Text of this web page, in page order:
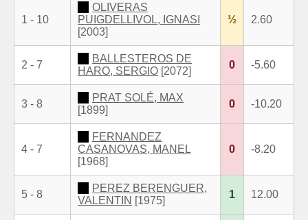
1 - 10
OLIVERAS
PUIGDELLIVOL, IGNASI
[2003]
½ 2.60
2 - 7
BALLESTEROS DE
HARO, SERGIO [2072]
0 -5.60
3 - 8
PRAT SOLÉ, MAX
[1899]
0 -10.20
4 - 7
FERNANDEZ
CASANOVAS, MANEL
[1968]
0 -8.20
5 - 8
PEREZ BERENGUER,
VALENTIN [1975]
1 12.00